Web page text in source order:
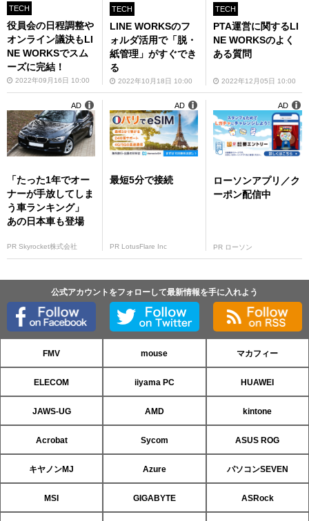
TECH
役員会の日程調整や
オンライン議決もLI
NE WORKSでスム
ーズに完結！
2022年09月16日 10:00
TECH
LINE WORKSのフ
ォルダ活用で「脱・
紙管理」がすぐでき
る
2022年10月18日 10:00
TECH
PTA運営に関するLI
NE WORKSのよく
ある質問
2022年12月05日 10:00
「たった1年でオー
ナーが手放してしま
う車ランキング」
あの日本車も登場
PR Skyrocket株式会社
AD
最短5分で接続
PR LotusFlare Inc
AD
ローソンアプリ／ク
ーポン配信中
PR ローソン
AD
公式アカウントをフォローして最新情報を手に入れよう
FMV mouse マカフィー
ELECOM iiyama PC HUAWEI
JAWS-UG AMD kintone
Acrobat Sycom ASUS ROG
キヤノンMJ Azure パソコンSEVEN
MSI GIGABYTE ASRock